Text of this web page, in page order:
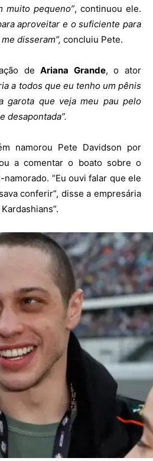
muito pequeno”, continuou ele.
aproveitar e o suficiente para
disseram”, concluiu Pete.
deAriana Grande, o ator
a todos que eu tenho um pênis
garota que veja meu pau pelo
desapontada”.
namorou Pete Davidson por
a comentar o boato sobre o
“Eu ouvi falar que ele
conferir”, disse a empresária